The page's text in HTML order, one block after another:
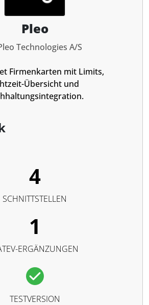
Pleo
Technologies A/S
Firmenkarten mit Limits,
Übersicht und
4
SCHNITTSTELLEN
1
ERGÄNZUNGEN
TESTVERSION